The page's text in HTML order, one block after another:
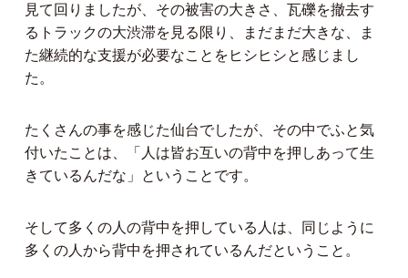
見て回りましたが、その被害の大きさ、瓦礫を撤去す
るトラックの大渋滞を見る限り、まだまだ大きな、ま
た継続的な支援が必要なことをヒシヒシと感じまし
た。
たくさんの事を感じた仙台でしたが、その中でふと気
付いたことは、「人は皆お互いの背中を押しあって生
きているんだな」ということです。
そして多くの人の背中を押している人は、同じように
多くの人から背中を押されているんだということ。